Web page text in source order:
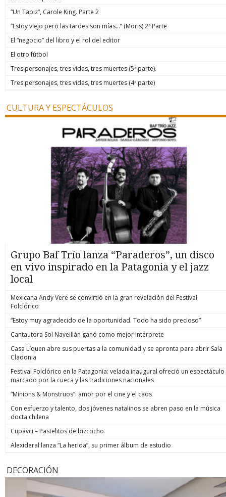
“Un Tapiz”, Carole King. Parte 2
“Estoy viejo pero las tardes son mías…” (Moris) 2ª Parte
El “negocio” del libro y el rol del editor
El otro fútbol
Tres personajes, tres vidas, tres muertes (5ª parte).
Tres personajes, tres vidas, tres muertes (4ª parte)
CULTURA Y ESPECTÁCULOS
Grupo Baf Trío lanza “Paraderos”, un disco
en vivo inspirado en la Patagonia y el jazz
local
Mexicana Andy Vere se convirtió en la gran revelación del Festival
Folclórico
“Estoy muy agradecido de la oportunidad. Todo ha sido precioso”
Cantautora Sol Naveillán ganó como mejor intérprete
Casa Líquen abre sus puertas a la comunidad y se apronta para abrir Sala
Cladonia
Festival Folclórico en la Patagonia: velada inaugural ofreció un espectáculo
marcado por la cueca y las tradiciones nacionales
“Minions & Monstruos”: amor por el cine y el caos
Con esfuerzo y talento, dos jóvenes natalinos se abren paso en la música
docta chilena
Cupavci – Pastelitos de bizcocho
Alexideral lanza “La herida”, su primer álbum de estudio
DECORACIÓN